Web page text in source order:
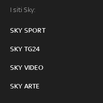
I siti Sky:
SKY SPORT
SKY TG24
SKY VIDEO
SKY ARTE